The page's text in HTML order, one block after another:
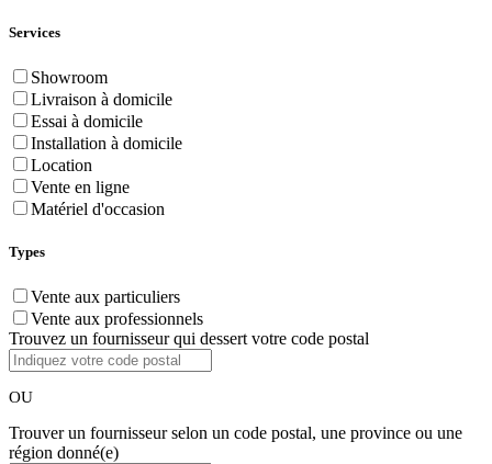
Services
Showroom
Livraison à domicile
Essai à domicile
Installation à domicile
Location
Vente en ligne
Matériel d'occasion
Types
Vente aux particuliers
Vente aux professionnels
Trouvez un fournisseur qui dessert votre code postal
OU
Trouver un fournisseur selon un code postal, une province ou une
région donné(e)